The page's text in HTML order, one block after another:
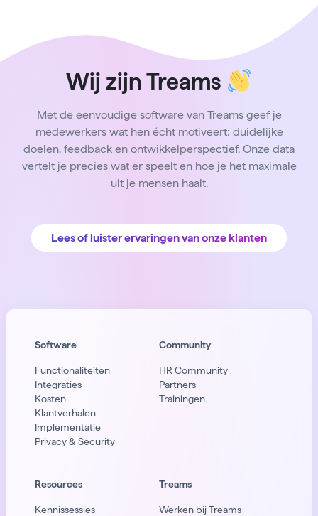
Wij zijn Treams
Met de eenvoudige software van Treams geef je
medewerkers wat hen écht motiveert: duidelijke
doelen, feedback en ontwikkelperspectief. Onze data
vertelt je precies wat er speelt en hoe je het maximale
uit je mensen haalt.
Lees of luister ervaringen van onze klanten
Software
Functionaliteiten
Integraties
Kosten
Klantverhalen
Implementatie
Privacy & Security
Community
HR Community
Partners
Trainingen
Resources
Kennissessies
Treams
Werken bij Treams